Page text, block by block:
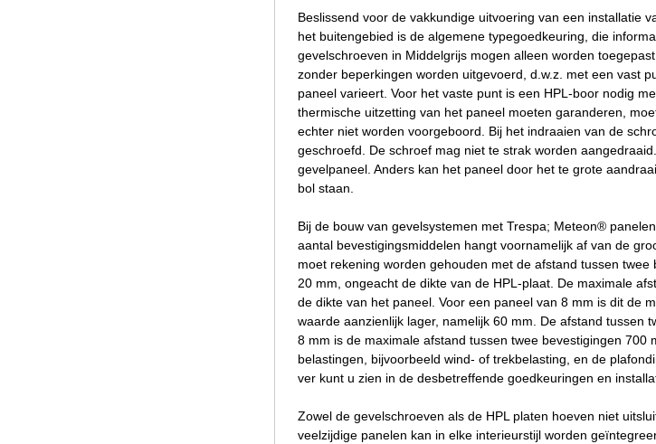
Beslissend voor de vakkundige uitvoering van een installatie
het buitengebied is de algemene typegoedkeuring, die
gevelschroeven in Middelgrijs mogen alleen worden
zonder beperkingen worden uitgevoerd, d.w.z. met een vast
paneel varieert. Voor het vaste punt is een HPL-boor nodig
thermische uitzetting van het paneel moeten garanderen,
echter niet worden voorgeboord. Bij het indraaien van de
geschroefd. De schroef mag niet te strak worden
gevelpaneel. Anders kan het paneel door het te grote
bol staan.
Bij de bouw van gevelsystemen met Trespa; Meteon®
aantal bevestigingsmiddelen hangt voornamelijk af van de
moet rekening worden gehouden met de afstand tussen
20 mm, ongeacht de dikte van de HPL-plaat. De maximale
de dikte van het paneel. Voor een paneel van 8 mm is dit de
waarde aanzienlijk lager, namelijk 60 mm. De afstand tussen
8 mm is de maximale afstand tussen twee bevestigingen
belastingen, bijvoorbeeld wind- of trekbelasting, en de
ver kunt u zien in de desbetreffende goedkeuringen en
Zowel de gevelschroeven als de HPL platen hoeven niet
veelzijdige panelen kan in elke interieurstijl worden